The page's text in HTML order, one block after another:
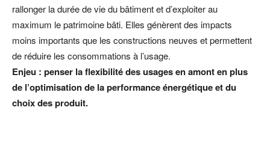
rallonger la durée de vie du bâtiment et d’exploiter au
maximum le patrimoine bâti. Elles génèrent des impacts
moins importants que les constructions neuves et permettent
de réduire les consommations à l’usage.
Enjeu : penser la flexibilité des usages en amont en plus
de l’optimisation de la performance énergétique et du
choix des produit.